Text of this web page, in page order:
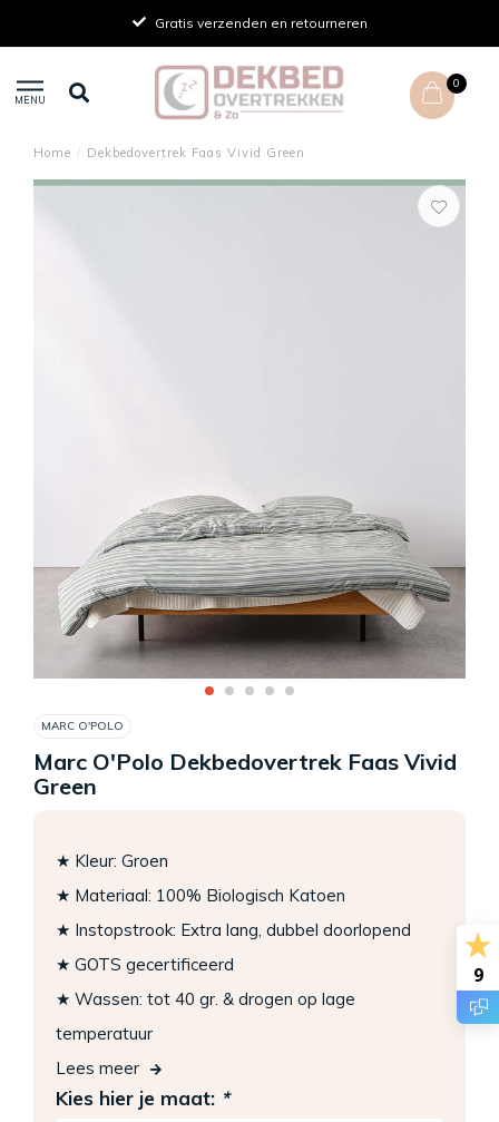
Gratis verzenden en retourneren
MENU
0
Home / Dekbedovertrek Faas Vivid Green
MARC O'POLO
Marc O'Polo Dekbedovertrek Faas Vivid
Green
★ Kleur: Groen
★ Materiaal: 100% Biologisch Katoen
★ Instopstrook: Extra lang, dubbel doorlopend
★ GOTS gecertificeerd
★ Wassen: tot 40 gr. & drogen op lage
temperatuur
Lees meer
Kies hier je maat: *
9